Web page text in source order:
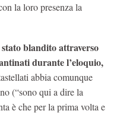
la loro presenza la
blandito attraverso
durante l’eloquio,
abbia comunque
(“sono qui a dire la
è che per la prima volta e